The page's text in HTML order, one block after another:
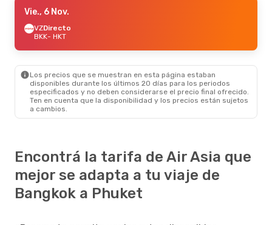
Vie., 6 Nov.
VZDirecto
BKK- HKT
Los precios que se muestran en esta página estaban
disponibles durante los últimos 20 días para los periodos
especificados y no deben considerarse el precio final ofrecido.
Ten en cuenta que la disponibilidad y los precios están sujetos
a cambios.
Encontrá la tarifa de Air Asia que
mejor se adapta a tu viaje de
Bangkok a Phuket